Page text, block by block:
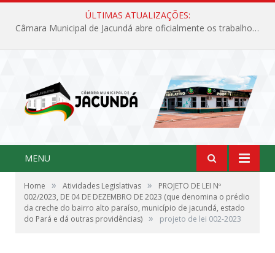
ÚLTIMAS ATUALIZAÇÕES:
Câmara Municipal de Jacundá abre oficialmente os trabalhos legislativos de 2026
MENU
Home » Atividades Legislativas »
PROJETO DE LEI Nº
002/2023, DE 04 DE DEZEMBRO DE 2023 (que denomina o prédio
da creche do bairro alto paraíso, município de jacundá, estado
do Pará e dá outras providências) » projeto de lei 002-2023